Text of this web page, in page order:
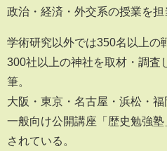
政治・経済・外交系の授業を担
学術研究以外では350名以上の
300社以上の神社を取材・調査
筆。
大阪・東京・名古屋・浜松・
一般向け公開講座「歴史勉強
されている。